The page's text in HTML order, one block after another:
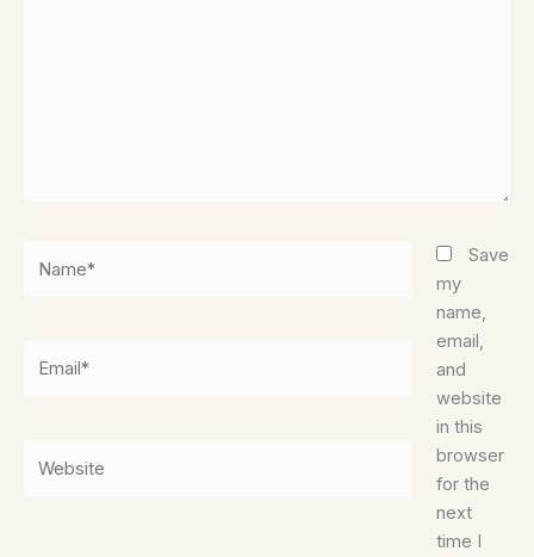
Save
my
name,
email,
and
website
in this
browser
for the
next
time I